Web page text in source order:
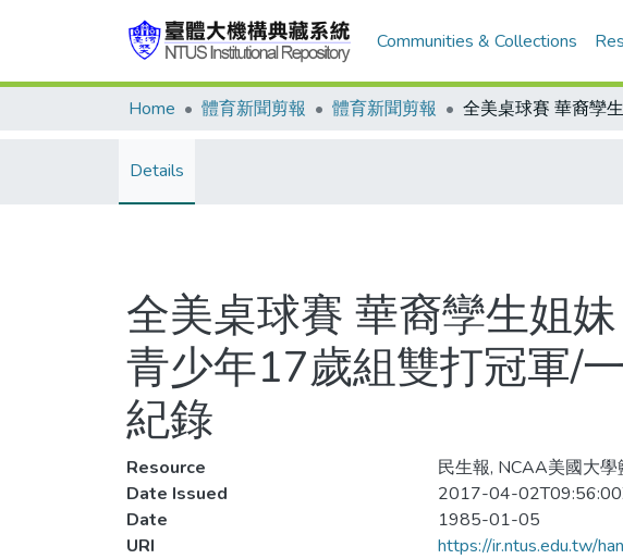
Communities & Collections
Home 體育新聞剪報 體育新聞剪報
Details
全美桌球賽 華裔孿生姐
青少年17歲組雙打冠軍/
紀錄
Resource
民生報, NCAA美國大
Date Issued
2017-04-
Date
1985-01-05
URI
https://ir.ntus.edu.tw/